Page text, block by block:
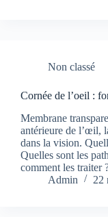
Non classé
Cornée de l’oeil :
Membrane
antérieure de l’œil,
dans la vision.
Quelles sont les
comment les
Admin
22